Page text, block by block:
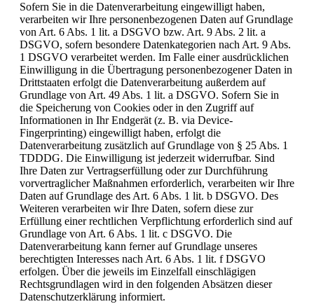
Sofern Sie in die Datenverarbeitung eingewilligt haben,
verarbeiten wir Ihre personenbezogenen Daten auf Grundlage
von Art. 6 Abs. 1 lit. a DSGVO bzw. Art. 9 Abs. 2 lit. a
DSGVO, sofern besondere Datenkategorien nach Art. 9 Abs.
1 DSGVO verarbeitet werden. Im Falle einer ausdrücklichen
Einwilligung in die Übertragung personenbezogener Daten in
Drittstaaten erfolgt die Datenverarbeitung außerdem auf
Grundlage von Art. 49 Abs. 1 lit. a DSGVO. Sofern Sie in
die Speicherung von Cookies oder in den Zugriff auf
Informationen in Ihr Endgerät (z. B. via Device-
Fingerprinting) eingewilligt haben, erfolgt die
Datenverarbeitung zusätzlich auf Grundlage von § 25 Abs. 1
TDDDG. Die Einwilligung ist jederzeit widerrufbar. Sind
Ihre Daten zur Vertragserfüllung oder zur Durchführung
vorvertraglicher Maßnahmen erforderlich, verarbeiten wir Ihre
Daten auf Grundlage des Art. 6 Abs. 1 lit. b DSGVO. Des
Weiteren verarbeiten wir Ihre Daten, sofern diese zur
Erfüllung einer rechtlichen Verpflichtung erforderlich sind auf
Grundlage von Art. 6 Abs. 1 lit. c DSGVO. Die
Datenverarbeitung kann ferner auf Grundlage unseres
berechtigten Interesses nach Art. 6 Abs. 1 lit. f DSGVO
erfolgen. Über die jeweils im Einzelfall einschlägigen
Rechtsgrundlagen wird in den folgenden Absätzen dieser
Datenschutzerklärung informiert.